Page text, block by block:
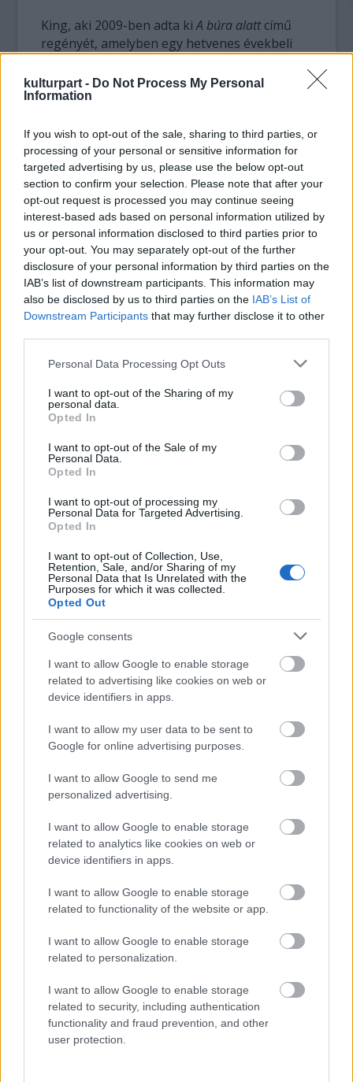
kulturpart - Do Not Process My Personal
Information
If you wish to opt-out of the sale, sharing to third parties, or
processing of your personal or sensitive information for
targeted advertising by us, please use the below opt-out
section to confirm your selection. Please note that after your
opt-out request is processed you may continue seeing
interest-based ads based on personal information utilized by
us or personal information disclosed to third parties prior to
your opt-out. You may separately opt-out of the further
disclosure of your personal information by third parties on the
IAB’s list of downstream participants. This information may
also be disclosed by us to third parties on the IAB’s List of
Downstream Participants that may further disclose it to other
Please note that this website/app uses one or more Google
not limited to your visit or usage behaviour. You may click to
grant or deny consent to Google and its third-party tags to
use your data for below specified purposes in below Google
consent section.
Personal Data Processing Opt Outs
I want to opt-out of the Sharing of my
personal data.
Opted In
I want to opt-out of the Sale of my
Personal Data.
Opted In
I want to opt-out of processing my
Personal Data for Targeted Advertising.
Opted In
I want to opt-out of Collection, Use,
Retention, Sale, and/or Sharing of my
Personal Data that Is Unrelated with the
Purposes for which it was collected.
Opted Out
Google consents
I want to allow Google to enable storage
related to advertising like cookies on web or
device identifiers in apps.
I want to allow my user data to be sent to
Google for online advertising purposes.
I want to allow Google to send me
personalized advertising.
I want to allow Google to enable storage
related to analytics like cookies on web or
device identifiers in apps.
I want to allow Google to enable storage
related to functionality of the website or app.
I want to allow Google to enable storage
related to personalization.
I want to allow Google to enable storage
related to security, including authentication
functionality and fraud prevention, and other
user protection.
King, aki 2009-ben adta kiA búra alattcímű
regényét, amelyben egy hetvenes évekbeli
producerként is szerepel a sorozat
stáblistáján az Oscar-díjas rendezővel, Steven
Forrás:Hirado.hu
Film Sorozatok Stephen King Tévé
STEPHEN KING ÚJ RÉMÁLMA: ITT A HOSSZÚ
MÚMIA SÍROK TITKAI, ELHAGYOTT ÉPÍTMÉNYEK
ÉS GRANDIÓZUS EURÓPAI CSATÁK
SZEMBE MERSZ NÉZNI AZZAL, AKIVÉ
VÁLHATTÁL VOLNA?